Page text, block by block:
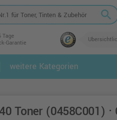
search
Tage
Garantie
weitere Kategorien
Toner (0458C001) ·